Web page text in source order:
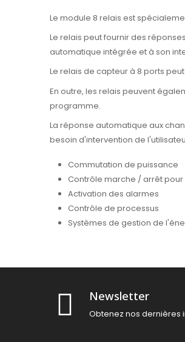
Le module 8 relais est
Le relais peut fournir des
automatique intégrée et à son
Le relais de capteur à 8 ports
En outre, les relais peuvent
programme.
La réponse automatique aux
besoin d'intervention de
Commutation de puissance
Contrôle marche / arrêt
Activation des alarmes
Contrôle de processus
Systèmes de gestion de
Newsletter
Obtenez nos dernières